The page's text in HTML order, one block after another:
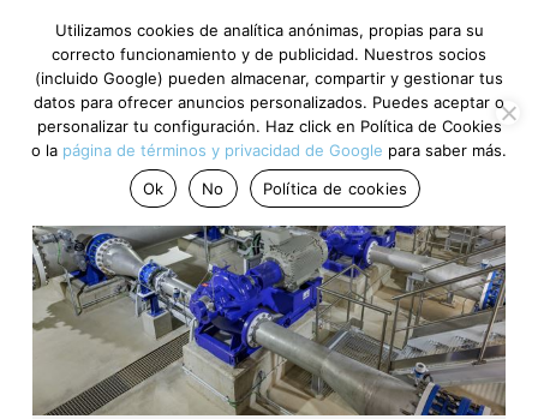
Utilizamos cookies de analítica anónimas, propias para su
correcto funcionamiento y de publicidad. Nuestros socios
(incluido Google) pueden almacenar, compartir y gestionar tus
datos para ofrecer anuncios personalizados. Puedes aceptar o
personalizar tu configuración. Haz click en Política de Cookies
o la página de términos y privacidad de Google para saber más.
Ok
No Política de cookies